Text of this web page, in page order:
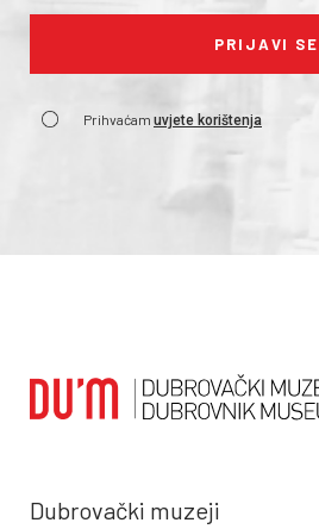
Prihvaćam uvjete korištenja
Dubrovački muzeji